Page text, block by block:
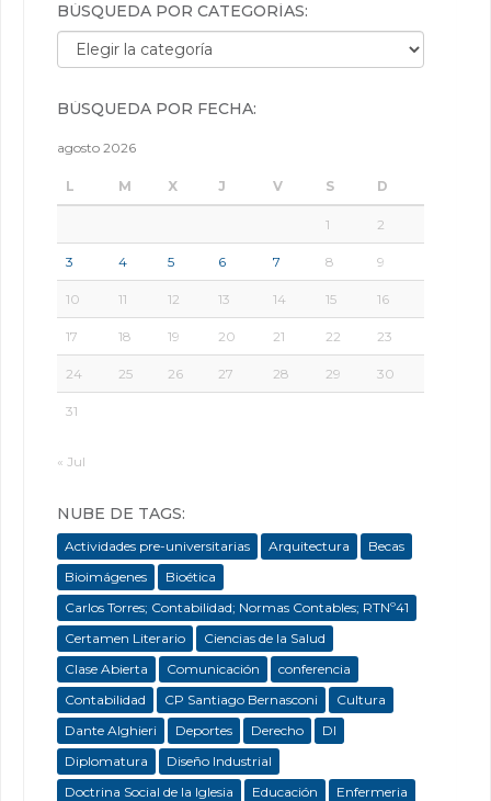
BÚSQUEDA POR CATEGORÍAS:
Búsqueda por categorías:
BÚSQUEDA POR FECHA:
agosto 2026
L M X J V S D
1 2
3 4 5 6 7 8 9
10 11 12 13 14 15 16
17 18 19 20 21 22 23
24 25 26 27 28 29 30
31
« Jul
NUBE DE TAGS:
Actividades pre-universitarias Arquitectura
Becas
Bioimágenes
Bioética
Carlos Torres; Contabilidad; Normas Contables; RTNº41
Certamen Literario
Ciencias de la Salud
Clase Abierta
Comunicación
conferencia
Contabilidad
CP Santiago Bernasconi
Cultura
Dante Alghieri
Deportes Derecho
DI
Diplomatura
Diseño Industrial
Doctrina Social de la Iglesia
Educación
Enfermeria